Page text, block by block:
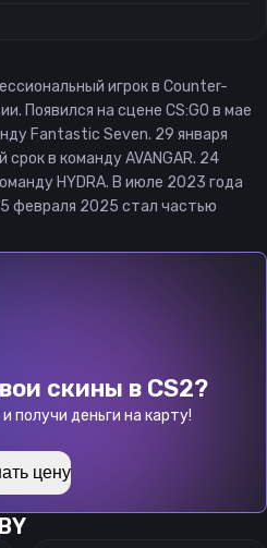
игрок в Counter-
Появился на сцене CS:GO в мае
Fantastic Seven. 29 января
в команду AVANGAR. 24
HYDRA. В июле 2023 года
февраля 2025 стал частью
скины в CS2?
получи деньги на карту!
цену